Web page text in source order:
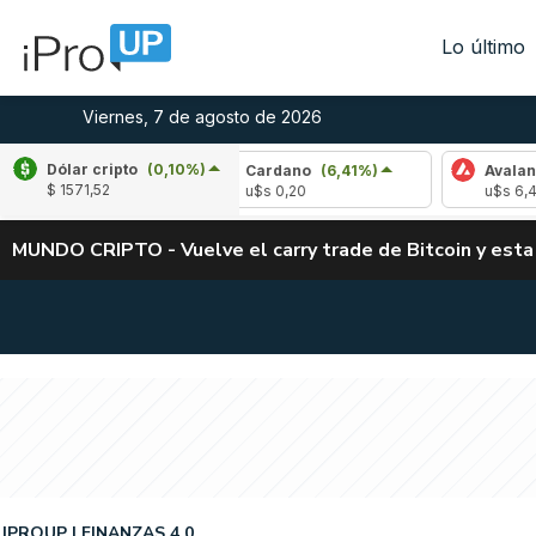
Lo último
Viernes, 7 de agosto de 2026
Dólar cripto (0,10%)
$ 1571,52
Cardano
(6,41%)
Avalanche (-
MUNDO CRIPTO - Vuelve el carry trade de Bitcoin y